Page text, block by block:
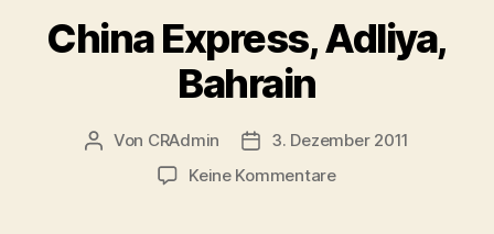
China Express, Adliya,
Bahrain
Beitragsautor
Von CRAdmin Veröffentlichungsdatum
3. Dezember 2011
Keine Kommentarezu